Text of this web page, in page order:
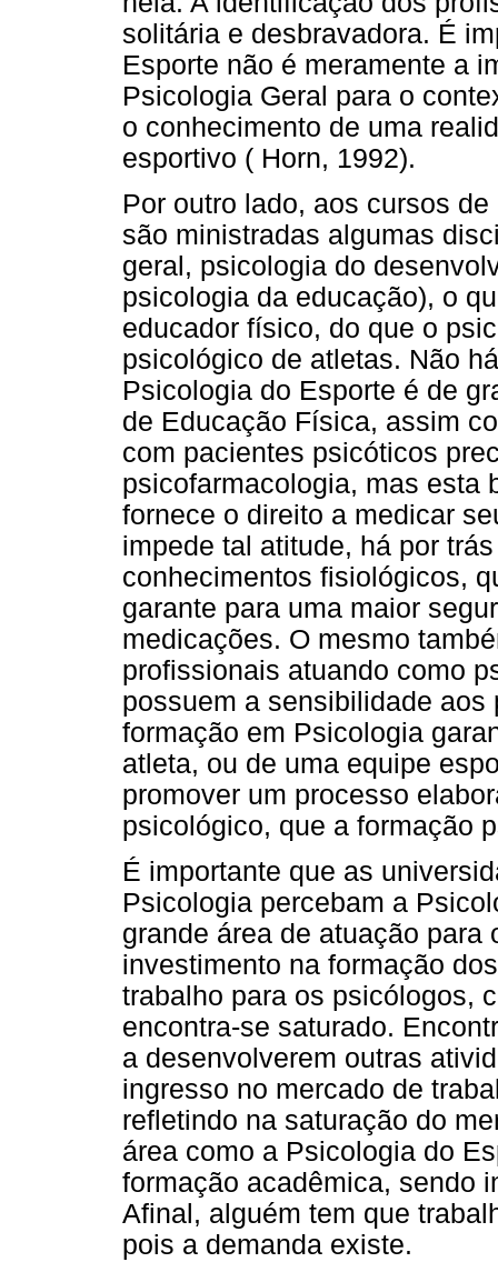
solitária e desbravadora. É
Esporte não é meramente a
Psicologia Geral para o
o conhecimento de uma
esportivo ( Horn, 1992).
Por outro lado, aos cursos
são ministradas algumas
geral, psicologia do
psicologia da educação), o
educador físico, do que o
psicológico de atletas. Não
Psicologia do Esporte é de
de Educação Física, assim
com pacientes psicóticos
psicofarmacologia, mas esta
fornece o direito a medicar
impede tal atitude, há por
conhecimentos fisiológicos,
garante para uma maior
medicações. O mesmo
profissionais atuando como
possuem a sensibilidade
formação em Psicologia
atleta, ou de uma equipe
promover um processo
psicológico, que a formação
É importante que as
Psicologia percebam a
grande área de atuação
investimento na formação
trabalho para os psicólogos,
encontra-se saturado.
a desenvolverem outras
ingresso no mercado de
refletindo na saturação do
área como a Psicologia do
formação acadêmica, sendo
Afinal, alguém tem que
pois a demanda existe.